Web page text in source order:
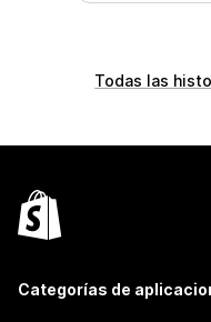
Todas las
Categorías de